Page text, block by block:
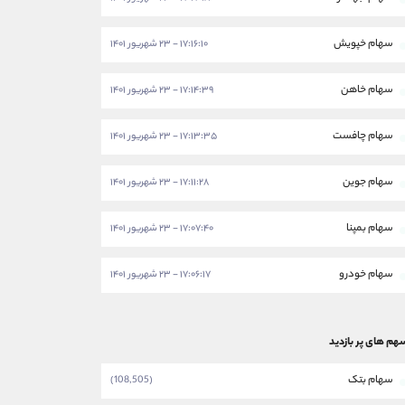
سهام خپویش ۱۷:۱۶:۱۰ - ۲۳ شهریور ۱۴۰۱
سهام خاهن ۱۷:۱۴:۳۹ - ۲۳ شهریور ۱۴۰۱
سهام چافست ۱۷:۱۳:۳۵ - ۲۳ شهریور ۱۴۰۱
سهام جوین ۱۷:۱۱:۲۸ - ۲۳ شهریور ۱۴۰۱
سهام بمپنا ۱۷:۰۷:۴۰ - ۲۳ شهریور ۱۴۰۱
سهام خودرو ۱۷:۰۶:۱۷ - ۲۳ شهریور ۱۴۰۱
های پر بازدید
سهام بتک (108,505)